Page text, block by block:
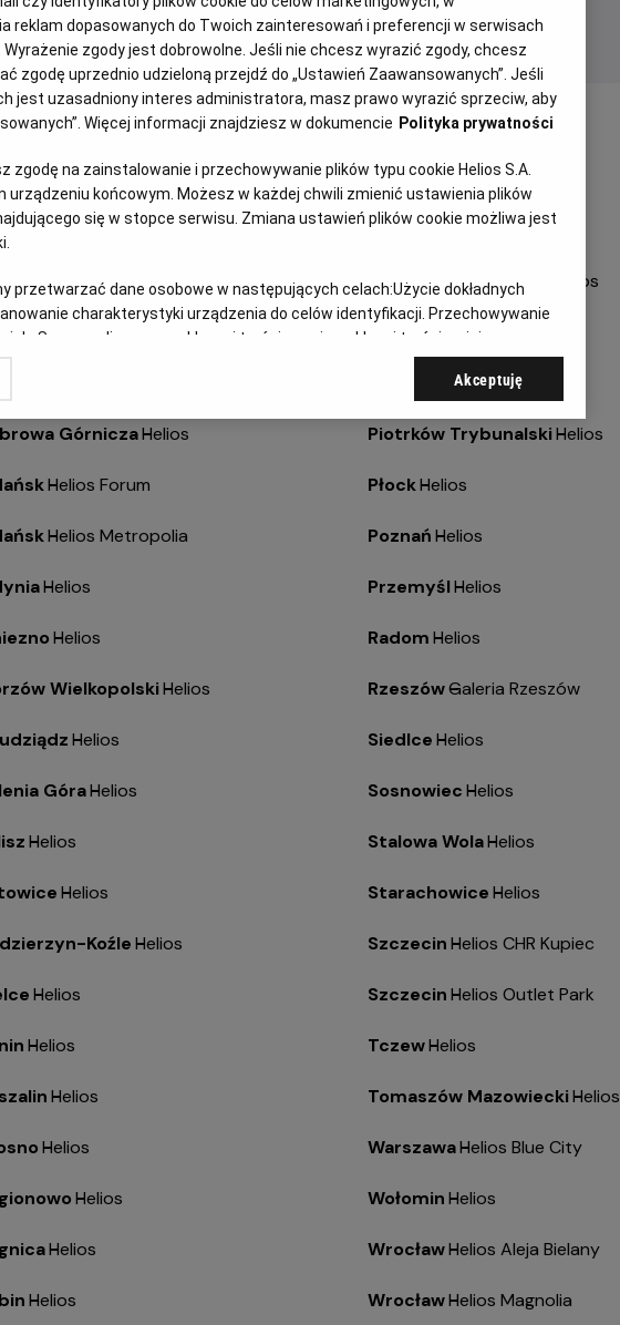
SWOJE KINO ABY ZOBACZYĆ GODZINY SEANSÓW
-Helios
-
Helios Alfa
-Helios Biała
-
Helios Jurowiecka
Biała Helios
Górnicza-
Helios
-
Helios Forum
-
Helios Metropolia
-
Helios
-
Helios
Wielkopolski-
Helios
-
Helios
Góra-
Helios
-
Helios
-
Helios
Koźle-
Helios
-
Helios
-
Helios
-
Helios
-
Helios
-
Helios
-
Helios
-
Helios
Olsztyn-
Helios
Opole-
Helios Karolinka
Opole-
Helios Solaris
Ostrów Wielkopolski Helios
Pabianice Helios
Piotrków Trybunalski-
Helios
Płock-
Helios
Poznań-
Helios
Przemyśl-
Helios
Radom-
Helios
Rzeszów-
Galeria Rzeszów
Siedlce-
Helios
Sosnowiec-
Helios
Stalowa Wola-
Helios
Starachowice-
Helios
Szczecin-
Helios CHR Kupiec
Szczecin-
Helios Outlet Park
Tczew-
Helios
Tomaszów Mazowiecki-
Helios
Warszawa-
Helios Blue City
Wołomin-
Helios
Wrocław-
Helios Aleja Bielany
Wrocław-
Helios Magnolia
reklam dopasowanych do Twoich zainteresowań i preferencji w serwisach
Wyrażenie zgody jest dobrowolne. Jeśli nie chcesz wyrazić zgody, chcesz
zgodę uprzednio udzieloną przejdź do „Ustawień Zaawansowanych”. Jeśli
jest uzasadniony interes administratora, masz prawo wyrazić sprzeciw, aby
Więcej informacji znajdziesz w dokumencie Polityka prywatności
zgodę na zainstalowanie i przechowywanie plików typu cookie Helios S.A.
końcowym. Możesz w każdej chwili zmienić ustawienia plików
się w stopce serwisu. Zmiana ustawień plików cookie możliwa jest
przetwarzać dane osobowe w następujących celach:Użycie dokładnych
charakterystyki urządzenia do celów identyfikacji. Przechowywanie
Spersonalizowane reklamy i treści, pomiar reklam i treści, opinie
Akceptuję